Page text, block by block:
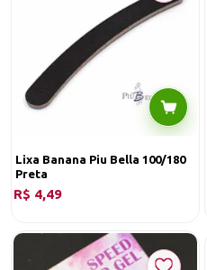
Lixa Banana Piu Bella 100/180
Preta
R$ 4,49